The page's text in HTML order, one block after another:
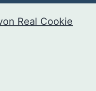
Real Cookie